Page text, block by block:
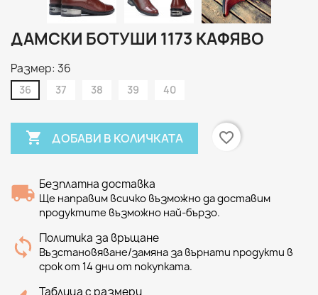
ДАМСКИ БОТУШИ 1173 КАФЯВО
Размер: 36
36 37 38 39 40
 ДОБАВИ В КОЛИЧКАТА favorite_border
Безплатна доставка
Ще направим всичко възможно да доставим
продуктите възможно най-бързо.
Политика за връщане
Възстановяване/замяна за върнати продукти в
срок от 14 дни от покупката.
Таблица с размери